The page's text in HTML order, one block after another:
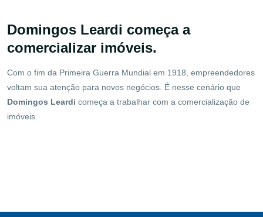
Domingos Leardi começa a
comercializar imóveis.
Com o fim da Primeira Guerra Mundial em 1918, empreendedores
voltam sua atenção para novos negócios. É nesse cenário que
Domingos Leardi começa a trabalhar com a comercialização de
imóveis.